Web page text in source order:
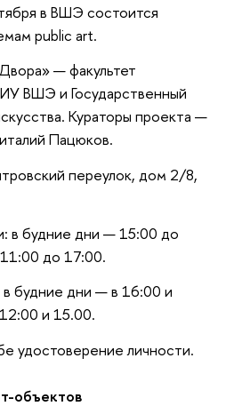
в ВШЭ состоится
public art.
— факультет
ВШЭ и Государственный
Кураторы проекта —
Пацюков.
переулок, дом 2/8,
в будние дни — 15:00 до
до 17:00.
в будние дни — в 16:00 и
и 15.00.
удостоверение личности.
объектов